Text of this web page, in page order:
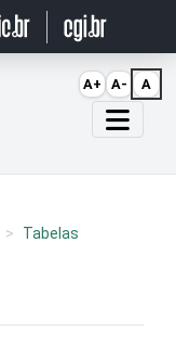
Tabelas
A+ A- A